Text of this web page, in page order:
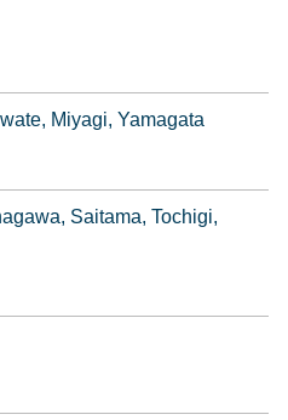
Miyagi Yamagata
Saitama Tochigi